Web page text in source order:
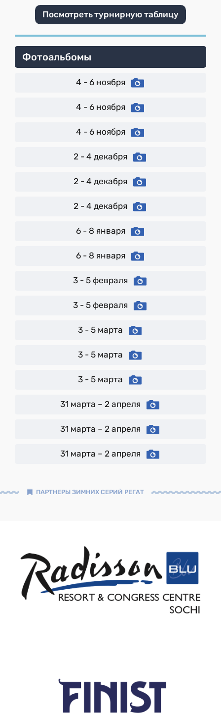
Посмотреть турнирную таблицу
Фотоальбомы
4 - 6 ноября
4 - 6 ноября
4 - 6 ноября
2 - 4 декабря
2 - 4 декабря
2 - 4 декабря
6 - 8 января
6 - 8 января
3 - 5 февраля
3 - 5 февраля
3 - 5 марта
3 - 5 марта
3 - 5 марта
31 марта – 2 апреля
31 марта – 2 апреля
31 марта – 2 апреля
ПАРТНЕРЫ ЗИМНИХ СЕРИЙ РЕГАТ